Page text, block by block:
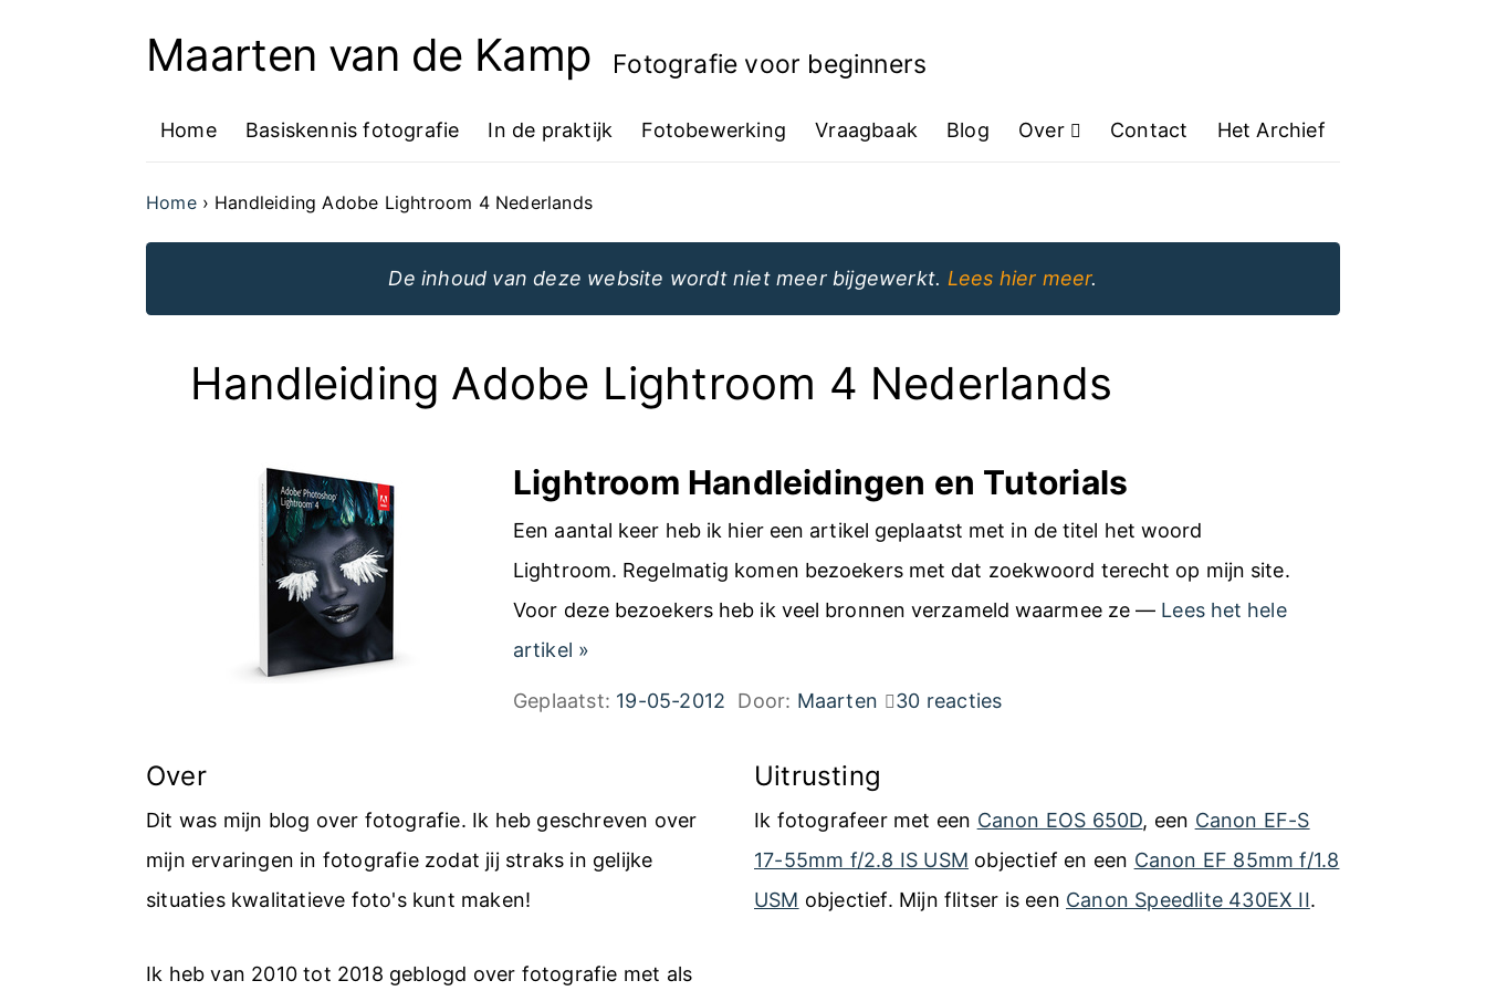
Ga
de
van
de
Maarten van de Kamp Fotografie voor beginners
Home Basiskennis fotografie In de praktijk Fotobewerking Vraagbaak Blog Over Contact Het Archief
Home Handleiding Adobe Lightroom 4 Nederlands
De inhoud van deze website wordt niet meer bijgewerkt. Lees hier meer.
Handleiding Adobe Lightroom 4 Nederlands
Lightroom Handleidingen en Tutorials
Een aantal keer heb ik hier een artikel geplaatst met in de titel het woord
Lightroom. Regelmatig komen bezoekers met dat zoekwoord terecht op mijn site.
Voor deze bezoekers heb ik veel bronnen verzameld waarmee ze — Lees het hele
artikel L
i
t
m
»
Geplaatst: 19-05-2012 Door: Maarten 30 reacties
Over
Dit was mijn blog over fotografie. Ik heb geschreven over
mijn ervaringen in fotografie zodat jij straks in gelijke
situaties kwalitatieve foto's kunt maken!
Ik heb van 2010 tot 2018 geblogd over fotografie met als
Uitrusting
Ik fotografeer met een Canon EOS 650D, een Canon EF-S
17-55mm f/2.8 IS USM objectief en een Canon EF 85mm f/1.8
USM objectief. Mijn flitser is een Canon Speedlite 430EX II.